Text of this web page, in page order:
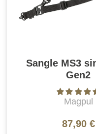
Sangle MS3
Gen2
Magpul
87,90 €